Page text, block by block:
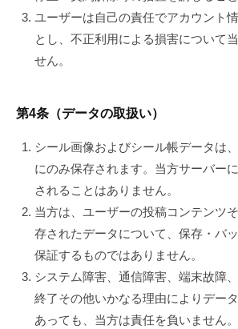
ユーザーは自己の責任でアカウント
とし、不正利用による損害について
せん。
第4条（データの取扱い）
シール画像およびシール帳データは
にのみ保存されます。当方サーバー
されることはありません。
当方は、ユーザーの投稿コンテンツ
存されたデータについて、保存・バ
保証するものではありません。
システム障害、通信障害、端末故障
終了その他いかなる理由によりデー
あっても、当方は責任を負いません。